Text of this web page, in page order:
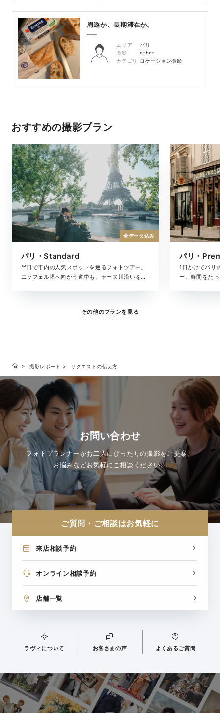
周遊か、長期滞在か。
エリア
パリ
撮影
other
カテゴリ
ロケーション撮影
おすすめの撮影プラン
パリ・Standard
半日で市内の人気スポットを巡るフォトツアー。
エッフェル塔へ向かう道中も、セーヌ川沿いを並
全データ込み
パリ・
1日かけてパリ
ー。時間をた
その他のプランを見る
撮影レポート リクエストの伝え方
お問い合わせ
フォトプランナーがお二人にぴったりの撮影をご提案。
お悩みなどお気軽にご相談ください。
ご質問・ご相談はお気軽に
来店相談予約
オンライン相談予約
店舗一覧
ラヴィについて お客さまの声 よくあるご質問